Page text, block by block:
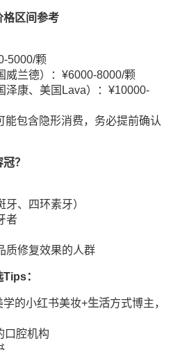
格区间参考
5000/颗
威兰德）：¥6000-8000/颗
泽康、美国Lava）：¥10000-
包含隐形消费，务必提前确认
？
、四环素牙）
者
质修复效果的人群
：
的小红书美妆+生活方式博主，
口腔机构